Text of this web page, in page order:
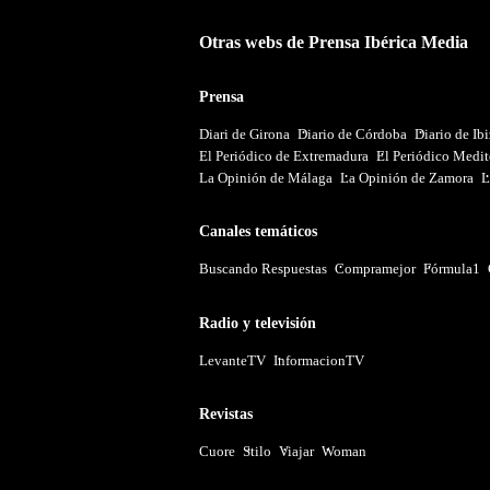
Otras webs de Prensa Ibérica Media
Prensa
Diari de Girona Diario de Córdoba Diario de
El Periódico de Extremadura El Periódico
La Opinión de Málaga La Opinión de Zamora
Canales temáticos
Buscando Respuestas Compramejor Fórmula1
Radio y televisión
LevanteTV InformacionTV
Revistas
Cuore Stilo Viajar Woman